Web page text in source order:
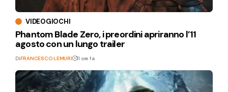
VIDEOGIOCHI
Phantom Blade Zero, i preordini apriranno l’11
agosto con un lungo trailer
DiFRANCESCO LEMURI 11 ore fa